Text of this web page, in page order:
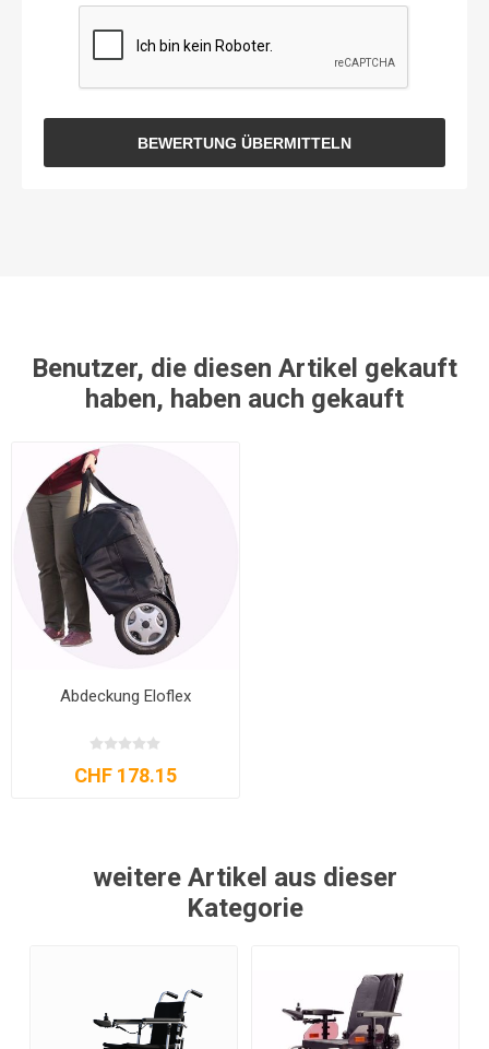
BEWERTUNG ÜBERMITTELN
Benutzer, die diesen Artikel gekauft
haben, haben auch gekauft
Abdeckung Eloflex
CHF 178.15
weitere Artikel aus dieser
Kategorie